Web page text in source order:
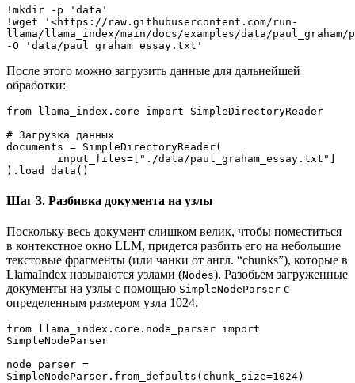
!mkdir -p 'data'
!wget '<https://raw.githubusercontent.com/run-
llama/llama_index/main/docs/examples/data/paul_graham/
-O 'data/paul_graham_essay.txt'
После этого можно загрузить данные для дальнейшей
обработки:
from llama_index.core import SimpleDirectoryReader
# Загрузка данных
documents = SimpleDirectoryReader(
        input_files=["./data/paul_graham_essay.txt"]
).load_data()
Шаг 3. Разбивка документа на узлы
Поскольку весь документ слишком велик, чтобы поместиться
в контекстное окно LLM, придется разбить его на небольшие
текстовые фрагменты (или чанки от англ. “chunks”), которые в
LlamaIndex называются узлами (Nodes). Разобьем загруженные
документы на узлы с помощью SimpleNodeParser с
определенным размером узла 1024.
from llama_index.core.node_parser import
SimpleNodeParser
node_parser =
SimpleNodeParser.from_defaults(chunk_size=1024)